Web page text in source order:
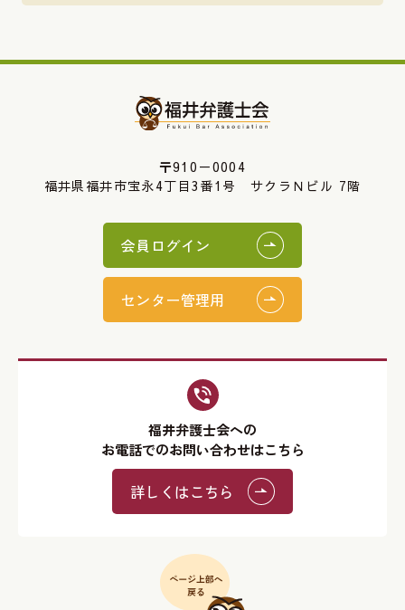
〒910－0004
福井県福井市宝永4丁目3番1号 サクラＮビル 7階
会員ログイン
センター管理用
福井弁護士会への
お電話でのお問い合わせはこちら
詳しくはこちら